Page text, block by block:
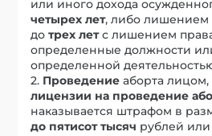
или иного дохода
четырех лет, либо лишением
дотрех летс лишением
определенные должности
определенной
2. Проведениеаборта
лицензии на проведение
наказывается штрафом в
до пятисот тысяч рублей